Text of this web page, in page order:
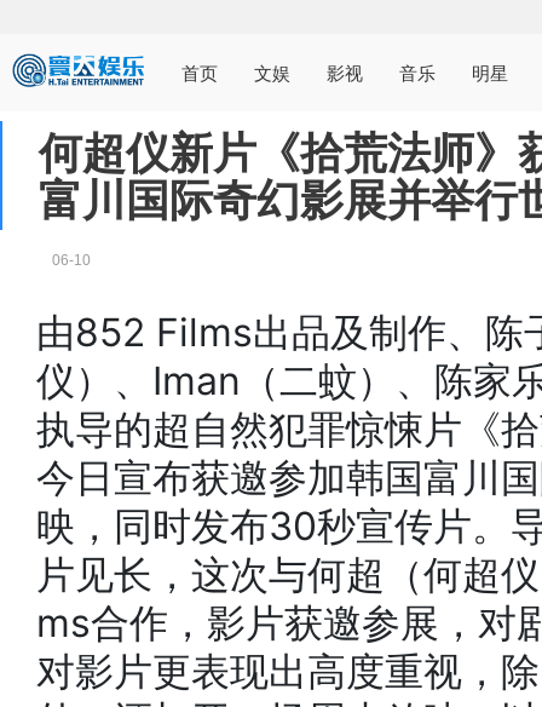
首页 文娱 影视 音乐 明星
何超仪新片《拾荒法师》
富川国际奇幻影展并举行
06-10
由852 Films出品及制作、陈
仪）、Iman（二蚊）、陈家
执导的超自然犯罪惊悚片《
今日宣布获邀参加韩国富川
映，同时发布30秒宣传片。
片见长，这次与何超（何超
ms合作，影片获邀参展，对
对影片更表现出高度重视，